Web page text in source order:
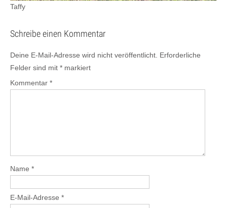
Taffy
Schreibe einen Kommentar
Deine E-Mail-Adresse wird nicht veröffentlicht. Erforderliche
Felder sind mit * markiert
Kommentar *
Name *
E-Mail-Adresse *